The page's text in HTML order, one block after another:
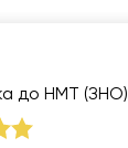
до НМТ (ЗНО)